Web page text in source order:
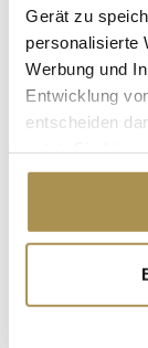
Gerät zu
personalisierte
Werbung und
Entwicklung
entscheiden
Cookie-
Trigger
erfassen,